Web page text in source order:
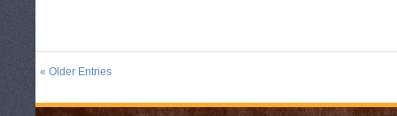
« Older Entries